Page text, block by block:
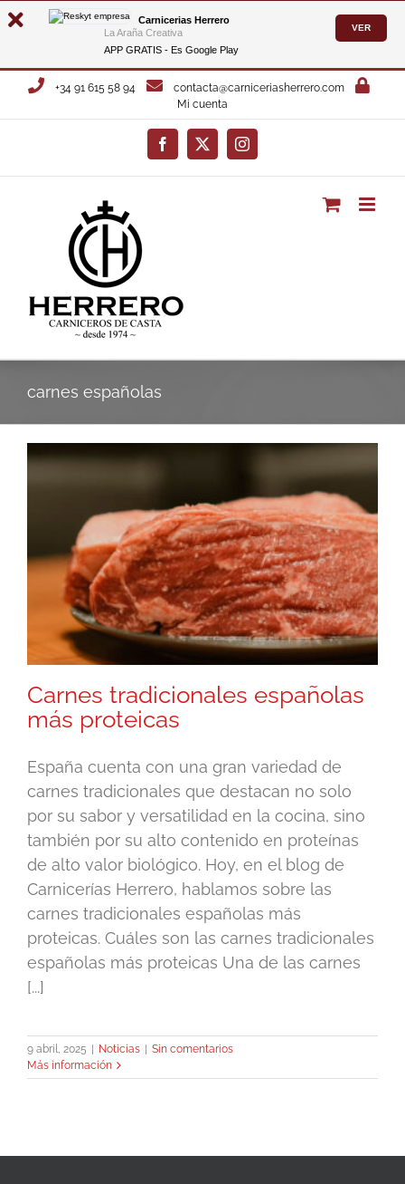
Carnicerias Herrero
La Araña Creativa
APP GRATIS - Es Google Play
VER
Saltar
+34 91 615 58 94
contacta@carniceriasherrero.com
Mi cuenta
Facebook
X Instagram
carnes españolas
Carnes tradicionales españolas
más proteicas
España cuenta con una gran variedad de
carnes tradicionales que destacan no solo
por su sabor y versatilidad en la cocina, sino
también por su alto contenido en proteínas
de alto valor biológico. Hoy, en el blog de
Carnicerías Herrero, hablamos sobre las
carnes tradicionales españolas más
proteicas. Cuáles son las carnes tradicionales
españolas más proteicas Una de las carnes
[...]
9 abril, 2025 Noticias
Sin comentarios
Más información